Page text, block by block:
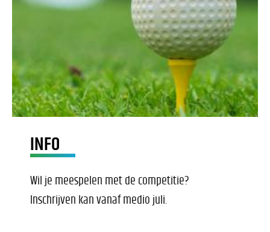
INFO
Wil je meespelen met de competitie?
Inschrijven kan vanaf medio juli.